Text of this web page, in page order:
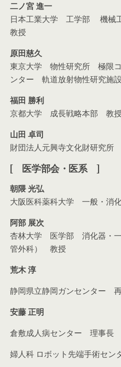
二ノ宮進一
日本工業大学 工学部 機械
教授
原田慈久
東京大学 物性研究所 極限コ
ンター 軌道放射物性研究施
福田 勝利
京都大学 成長戦略本部 教授
山田 卓司
財団法人元興寺文化財研究所
[ 医学部会・医系 ]
朝隈 光弘
大阪医科薬科大学 一般・消
阿部 展次
杏林大学 医学部 消化器・一
管外科） 教授
荒木 淳
静岡県立静岡ガンセンター
安藤 正明
倉敷成人病センター 理事長
婦人科 ロボット先端手術セ